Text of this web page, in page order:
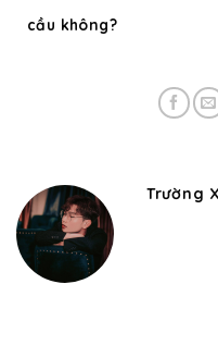
cầu không?
Trường